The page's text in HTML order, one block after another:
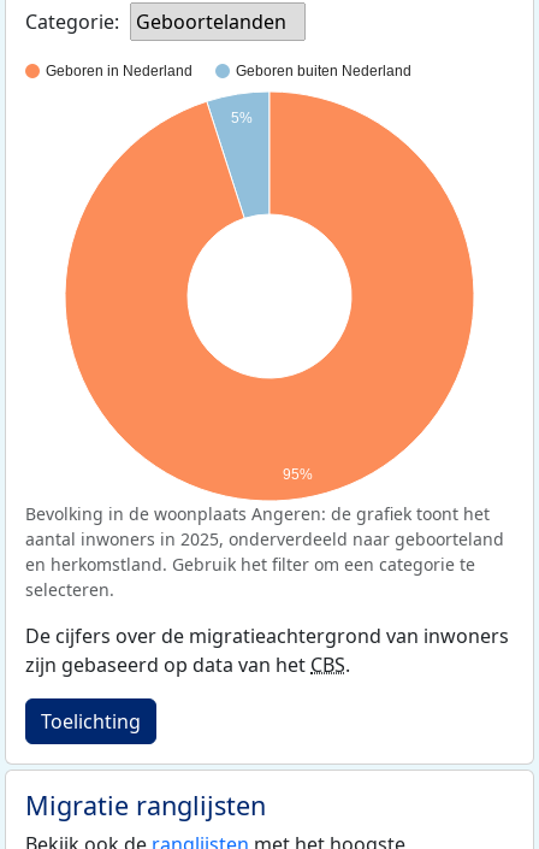
Categorie:
Geboortelanden
Geboren in Nederland Geboren buiten Nederland
5%
95%
Bevolking in de woonplaats Angeren: de grafiek toont het
aantal inwoners in 2025, onderverdeeld naar geboorteland
en herkomstland. Gebruik het filter om een categorie te
selecteren.
De cijfers over de migratieachtergrond van inwoners
zijn gebaseerd op data van het CBS.
Toelichting
Migratie ranglijsten